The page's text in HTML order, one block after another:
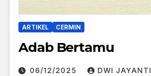
ARTIKEL CERMIN
Adab Bertamu
06/12/2025 DWI JAYANTI